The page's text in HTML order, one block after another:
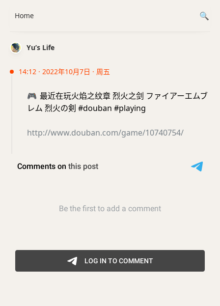
Yu’s Life
14:12 · 2022年10月7日 · 周五
🎮 最近在玩火焰之纹章 烈火之剑 ファイアーエムブ
レム 烈火の剣 #douban #playing
http://www.douban.com/game/10740754/
Home